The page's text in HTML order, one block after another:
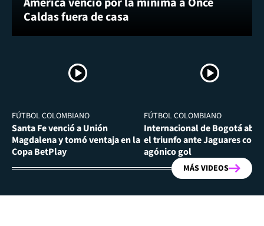
Caldas fuera de casa
FÚTBOL COLOMBIANO
Santa Fe venció a Unión
Magdalena y tomó ventaja en la
Copa BetPlay
FÚTBOL COLOMBIANO
Internacional de Bogotá
el triunfo ante Jaguares con
agónico gol
MÁS VIDEOS